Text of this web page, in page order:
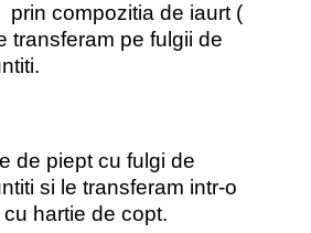
prin compozitia de iaurt (
transferam pe fulgii de
de piept cu fulgi de
si le transferam intr-o
hartie de copt.